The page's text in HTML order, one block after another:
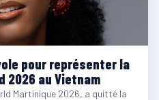
pour représenter la
2026 au Vietnam
Martinique 2026, a quitté la